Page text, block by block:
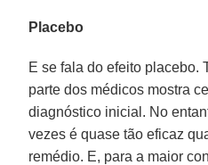
Placebo
E se fala do efeito placebo.
parte dos médicos mostra
diagnóstico inicial. No
vezes é quase tão eficaz
remédio. E, para a maior